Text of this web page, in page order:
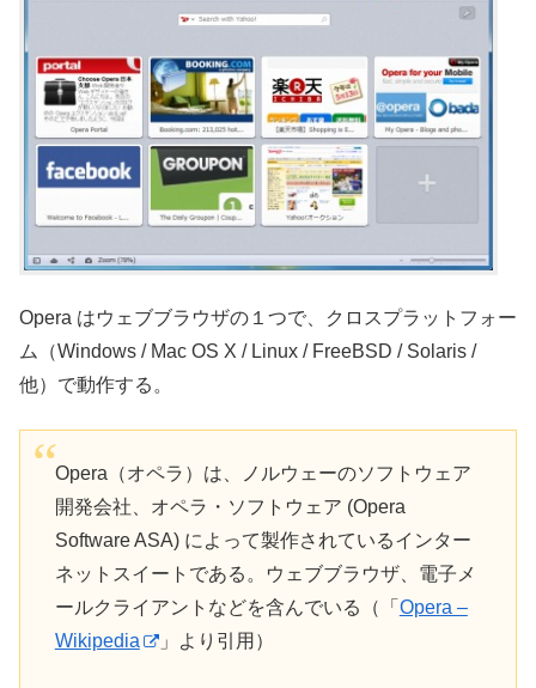
Opera はウェブブラウザの１つで、クロスプラットフォー
ム（Windows / Mac OS X / Linux / FreeBSD / Solaris /
他）で動作する。
Opera（オペラ）は、ノルウェーのソフトウェア
開発会社、オペラ・ソフトウェア (Opera
Software ASA) によって製作されているインター
ネットスイートである。ウェブブラウザ、電子メ
ールクライアントなどを含んでいる（「 Opera –
Wikipedia
」より引用）